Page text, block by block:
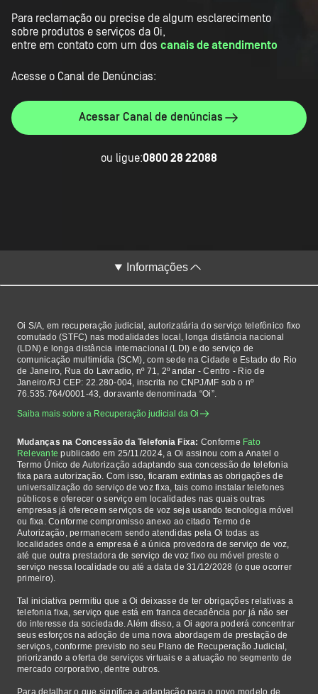
Para reclamação ou precise de algum esclarecimento
sobre produtos e serviços da Oi,
entre em contato com um dos canais de atendimento
Acesse o Canal de Denúncias:
Acessar Canal de denúncias
ou ligue:0800 28 22088
Informações
Oi S/A, em recuperação judicial, autorizatária do serviço telefônico fixo
comutado (STFC) nas modalidades local, longa distância nacional
(LDN) e longa distância internacional (LDI) e do serviço de
comunicação multimídia (SCM), com sede na Cidade e Estado do Rio
de Janeiro, Rua do Lavradio, nº 71, 2º andar - Centro - Rio de
Janeiro/RJ CEP: 22.280-004, inscrita no CNPJ/MF sob o nº
76.535.764/0001-43, doravante denominada “Oi”.
Saiba mais sobre a Recuperação judicial da Oi
Mudanças na Concessão da Telefonia Fixa: Conforme Fato
Relevante publicado em 25/11/2024, a Oi assinou com a Anatel o
Termo Único de Autorização adaptando sua concessão de telefonia
fixa para autorização. Com isso, ficaram extintas as obrigações de
universalização do serviço de voz fixa, tais como instalar telefones
públicos e oferecer o serviço em localidades nas quais outras
empresas já oferecem serviços de voz seja usando tecnologia móvel
ou fixa. Conforme compromisso anexo ao citado Termo de
Autorização, permanecem sendo atendidas pela Oi todas as
localidades onde a empresa é a única provedora de serviço de voz,
até que outra prestadora de serviço de voz fixo ou móvel preste o
serviço nessa localidade ou até a data de 31/12/2028 (o que ocorrer
primeiro).
Tal iniciativa permitiu que a Oi deixasse de ter obrigações relativas a
telefonia fixa, serviço que está em franca decadência por já não ser
do interesse da sociedade. Além disso, a Oi agora poderá concentrar
seus esforços na adoção de uma nova abordagem de prestação de
serviços, conforme previsto no seu Plano de Recuperação Judicial,
priorizando a oferta de serviços virtuais e a atuação no segmento de
mercado corporativo, dentre outros.
Para detalhar o que significa a adaptação para o novo modelo de